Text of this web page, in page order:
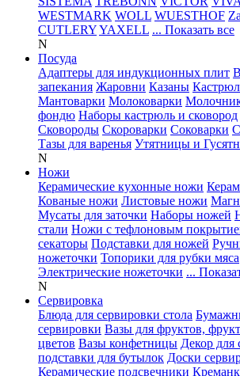
WESTMARK WOLL WUESTHOF
CUTLERYYAXELL ... Показать все
N
Посуда
Адаптеры для индукционных плит
запекания Жаровни Казаны
Мантоварки Молоковарки
фондю Наборы кастрюль и сковород
Сковороды Скороварки Соковарки
Тазы для варенья Утятницы и
N
Ножи
Керамические кухонные ножи
Кованые ножи Листовые ножи
Мусаты для заточки Наборы ножей
стали Ножи с тефлоновым
секаторы Подставки для ножей
ножеточки Топорики для рубки мяса
Электрические ножеточки ...
N
Сервировка
Блюда для сервировки стола
сервировки Вазы для фруктов,
цветов Вазы конфетницы Декор для
подставки для бутылок Доски
Керамические подсвечники